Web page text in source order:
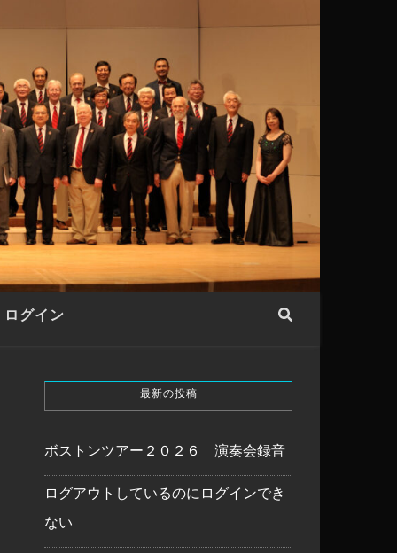
ログイン
最新の投稿
ボストンツアー２０２６ 演奏会録音
ログアウトしているのにログインでき
ない